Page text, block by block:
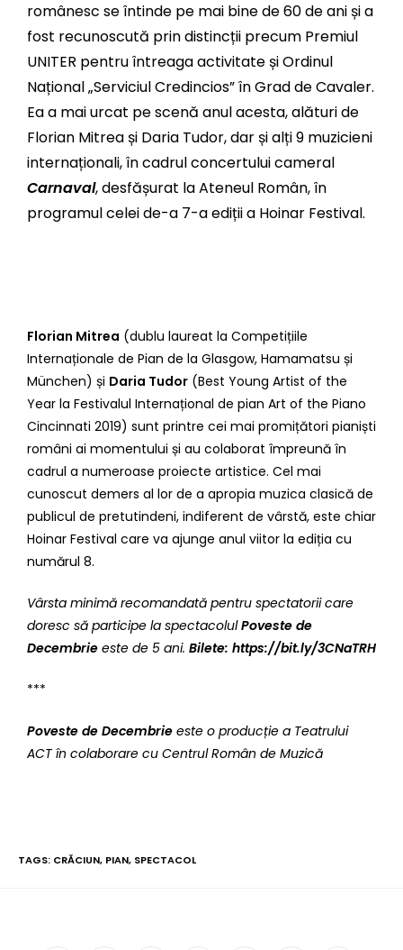
românesc se întinde pe mai bine de 60 de ani și a
fost recunoscută prin distincții precum Premiul
UNITER pentru întreaga activitate și Ordinul
Național „Serviciul Credincios” în Grad de Cavaler.
Ea a mai urcat pe scenă anul acesta, alături de
Florian Mitrea și Daria Tudor, dar și alți 9 muzicieni
internaționali, în cadrul concertului cameral
Carnaval, desfășurat la Ateneul Român, în
programul celei de-a 7-a ediții a Hoinar Festival.
Florian Mitrea (dublu laureat la Competițiile
Internaționale de Pian de la Glasgow, Hamamatsu și
München) și Daria Tudor (Best Young Artist of the
Year la Festivalul Internațional de pian Art of the Piano
Cincinnati 2019) sunt printre cei mai promițători pianiști
români ai momentului și au colaborat împreună în
cadrul a numeroase proiecte artistice. Cel mai
cunoscut demers al lor de a apropia muzica clasică de
publicul de pretutindeni, indiferent de vârstă, este chiar
Hoinar Festival care va ajunge anul viitor la ediția cu
numărul 8.
Vârsta minimă recomandată pentru spectatorii care
doresc să participe la spectacolulPoveste de
Decembrie este de 5 ani. Bilete: https://bit.ly/3CNaTRH
***
Poveste de Decembrie este o producție a Teatrului
ACT în colaborare cu Centrul Român de Muzică
TAGS: CRĂCIUN, PIAN, SPECTACOL